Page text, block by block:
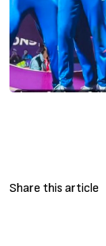
Share this article